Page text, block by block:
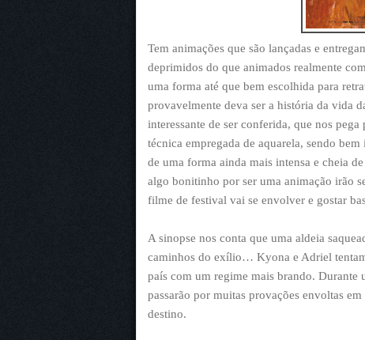
Tem animações que são lançadas e
deprimidos do que animados realmente
uma forma até que bem escolhida para
provavelmente deva ser a história da vida
interessante de ser conferida, que nos
técnica empregada de aquarela, sendo
de uma forma ainda mais intensa e cheia
algo bonitinho por ser uma animação irão
filme de festival vai se envolver e gostar
A sinopse nos conta que uma aldeia
caminhos do exílio… Kyona e Adriel
país com um regime mais brando. Durante
passarão por muitas provações envoltas
destino.